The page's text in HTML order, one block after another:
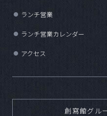
● ランチ営業
● ランチ営業カレンダー
● アクセス
創寫館グル